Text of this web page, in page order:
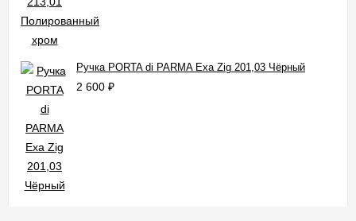
Ручка PORTA di PARMA Exa Zig 201,03 Чёрный
2 600 ₽